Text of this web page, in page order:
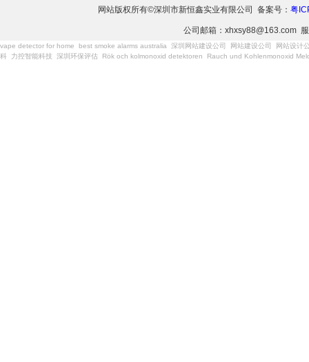
网站版权所有©深圳市新恒鑫实业有限公司 备案号： 粤
公司邮箱：xhxsy88@163.com
vape detector for home best smoke alarms australia 深圳网站建设公司 网站建设公司
网站设计
科
力控智能科技 深圳环保评估 Rök och kolmonoxid detektoren Rauch und Kohlenmonoxid